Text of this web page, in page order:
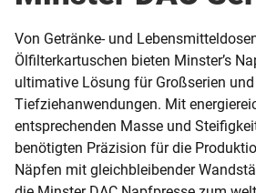
Von Getränke- und
Ölfilterkartuschen bieten Minster’s
ultimative Lösung für Großserien
Tiefziehanwendungen. Mit
entsprechenden Masse und
benötigten Präzision für die
Näpfen mit gleichbleibender